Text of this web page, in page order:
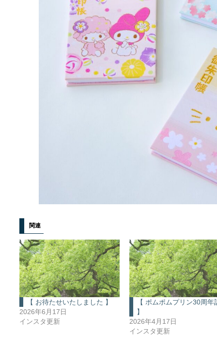
関連
【 お待たせいたしました 】
2026年6月17日
インスタ更新
【 ポムポムプリン30周年
】
2026年4月17日
インスタ更新